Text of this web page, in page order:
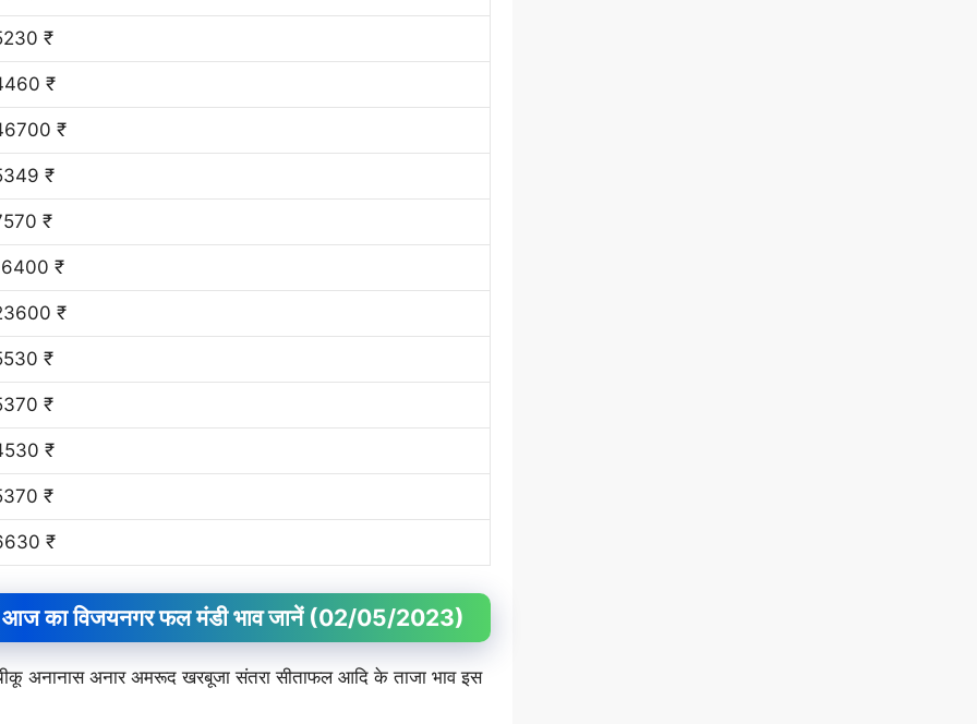
₹
₹
₹
₹
₹
₹
₹
₹
₹
₹
₹
₹
का विजयनगर फल मंडी भाव जानें (02/05/2023)
अनार अमरूद खरबूजा संतरा सीताफल आदि के ताजा भाव इस